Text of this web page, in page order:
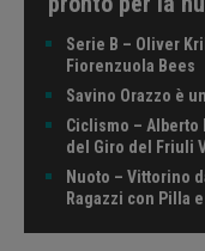
Serie B – Oliver
Fiorenzuola Bees
Savino Orazzo è
Ciclismo – Alberto
del Giro del Friuli
Nuoto – Vittorino
Ragazzi con Pilla